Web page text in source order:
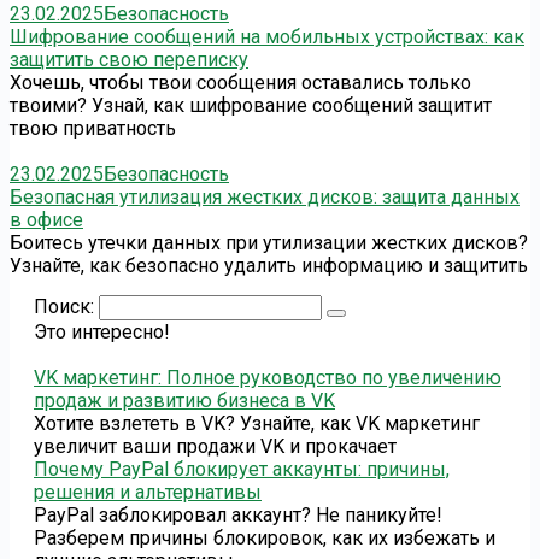
23.02.2025Безопасность
Шифрование сообщений на мобильных устройствах: как
защитить свою переписку
Хочешь, чтобы твои сообщения оставались только
твоими? Узнай, как шифрование сообщений защитит
твою приватность
23.02.2025Безопасность
Безопасная утилизация жестких дисков: защита данных
в офисе
Боитесь утечки данных при утилизации жестких дисков?
Узнайте, как безопасно удалить информацию и защитить
Поиск:
Это интересно!
VK маркетинг: Полное руководство по увеличению
продаж и развитию бизнеса в VK
Хотите взлететь в VK? Узнайте, как VK маркетинг
увеличит ваши продажи VK и прокачает
Почему PayPal блокирует аккаунты: причины,
решения и альтернативы
PayPal заблокировал аккаунт? Не паникуйте!
Разберем причины блокировок, как их избежать и